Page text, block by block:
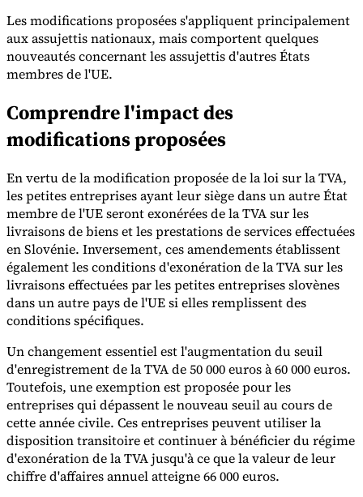
Outils
Calculateur de VAT
Calculateur de GST
venteVérificateur de numéro de VATSuivi des obligations de
Experts
Nos auteursDevenir contributeurChoisir un expert
Les modifications proposées s'appliquent principalement
aux assujettis nationaux, mais comportent quelques
nouveautés concernant les assujettis d'autres États
membres de l'UE.
Comprendre l'impact des
modifications proposées
En vertu de la modification proposée de la loi sur la TVA,
les petites entreprises ayant leur siège dans un autre État
membre de l'UE seront exonérées de la TVA sur les
livraisons de biens et les prestations de services effectuées
en Slovénie. Inversement, ces amendements établissent
également les conditions d'exonération de la TVA sur les
livraisons effectuées par les petites entreprises slovènes
dans un autre pays de l'UE si elles remplissent des
conditions spécifiques.
Un changement essentiel est l'augmentation du seuil
d'enregistrement de la TVA de 50 000 euros à 60 000 euros.
Toutefois, une exemption est proposée pour les
entreprises qui dépassent le nouveau seuil au cours de
cette année civile. Ces entreprises peuvent utiliser la
disposition transitoire et continuer à bénéficier du régime
d'exonération de la TVA jusqu'à ce que la valeur de leur
chiffre d'affaires annuel atteigne 66 000 euros.